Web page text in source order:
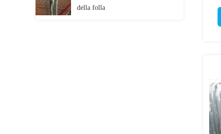
della folla